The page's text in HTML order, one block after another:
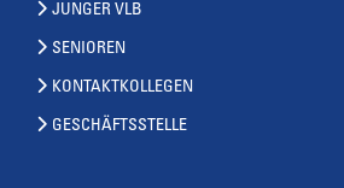
JUNGER VLB
SENIOREN
KONTAKTKOLLEGEN
GESCHÄFTSSTELLE